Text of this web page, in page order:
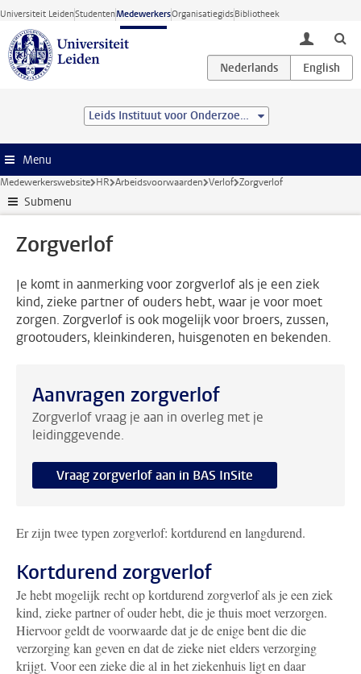
Ga direct naar de inhoud
Universiteit LeidenStudentenMedewerkersOrganisatiegidsBibliotheek
toggle
Leids Instituut voor Onderzoek in de Natuurkunde (LION)
Menu
Medewerkerswebsite HR Arbeidsvoorwaarden Verlof Zorgverlof
Submenu
Zorgverlof
Je komt in aanmerking voor zorgverlof als je een ziek
kind, zieke partner of ouders hebt, waar je voor moet
zorgen. Zorgverlof is ook mogelijk voor broers, zussen,
grootouders, kleinkinderen, huisgenoten en bekenden.
Aanvragen zorgverlof
Zorgverlof vraag je aan in overleg met je
leidinggevende.
Vraag zorgverlof aan in BAS InSite
Er zijn twee typen zorgverlof: kortdurend en langdurend.
Kortdurend zorgverlof
Je hebt mogelijk recht op kortdurend zorgverlof als je een ziek
kind, zieke partner of ouder hebt, die je thuis moet verzorgen.
Hiervoor geldt de voorwaarde dat je de enige bent die die
verzorging kan geven en dat de zieke niet elders verzorging
krijgt. Voor een zieke die al in het ziekenhuis ligt en daar